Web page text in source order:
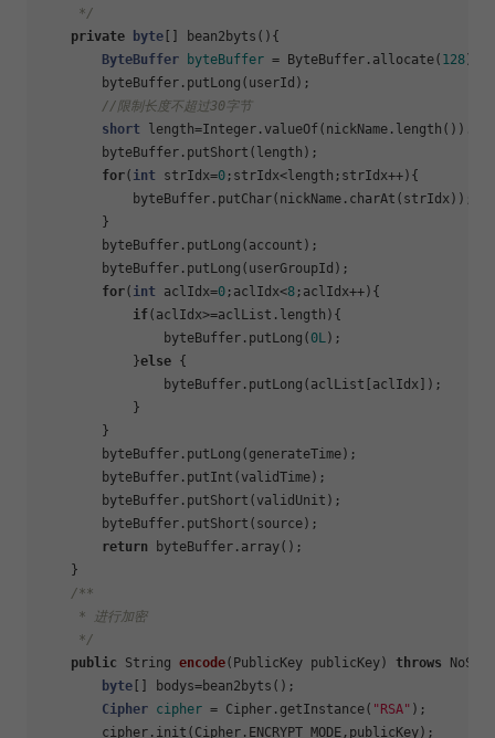
     */
private
byte [] bean2byts(){
ByteBuffer
byteBuffer = ByteBuffer.allocate( 128
        byteBuffer.putLong(userId);
//限制长度不超过30字节
short
        byteBuffer.putShort(length);
for( int strIdx=0 ;strIdx<length;strIdx++){
            byteBuffer.putChar(nickName.charAt(strIdx));
        }
        byteBuffer.putLong(account);
        byteBuffer.putLong(userGroupId);
for( int aclIdx=0 ;aclIdx<8 ;aclIdx++){
if(aclIdx>=aclList.length){
                byteBuffer.putLong(
0L );
            }
else {
                byteBuffer.putLong(aclList[aclIdx]);
            }
        }
        byteBuffer.putLong(generateTime);
        byteBuffer.putInt(validTime);
        byteBuffer.putShort(validUnit);
        byteBuffer.putShort(source);
return byteBuffer.array();
    }
/**
     * 进行加密
     */
public String encode(PublicKey publicKey) throws
byte [] bodys=bean2byts();
Cipher cipher = Cipher.getInstance( "RSA" );
        cipher.init(Cipher.ENCRYPT_MODE,publicKey);